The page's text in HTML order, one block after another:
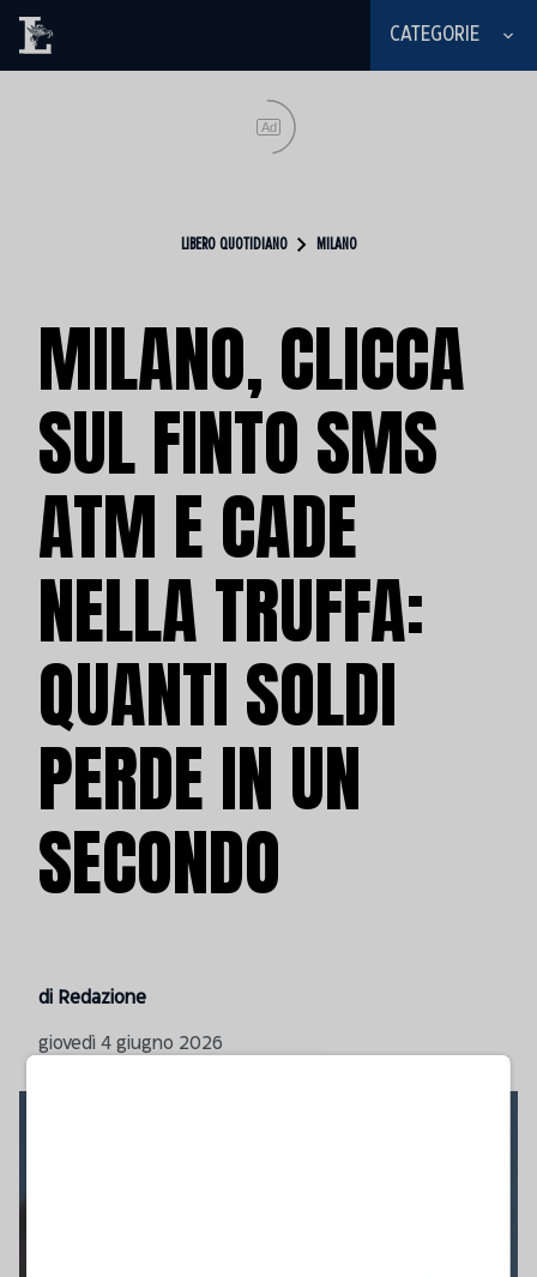
CATEGORIE
Ad
LIBERO QUOTIDIANO MILANO
MILANO, CLICCA
SUL FINTO SMS
ATM E CADE
NELLA TRUFFA:
QUANTI SOLDI
PERDE IN UN
SECONDO
di Redazione
giovedì 4 giugno 2026